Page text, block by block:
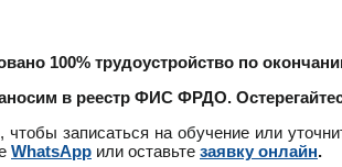
100% трудоустройство по
в реестр ФИС ФРДО.
чтобы записаться на обучение или
WhatsApp или оставьте заявку онлайн.